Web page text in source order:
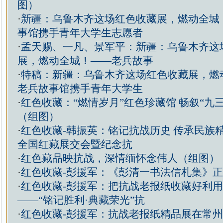
图）
·新疆：乌鲁木齐这场红色收藏展，燃动全
事馆携手青年大学生志愿者
·孟天赐、一凡、景军平：新疆：乌鲁木齐这
展，燃动全城！——老兵故事
·特稿：新疆：乌鲁木齐这场红色收藏展，
老兵故事馆携手青年大学生
·红色收藏：“燃情岁月”红色珍藏馆 畅叙“九
（组图）
·红色收藏-韩振英：铭记抗战历史 传承民
全国红藏展交会暨纪念抗
·红色藏品映抗战，深情缅怀念伟人（组图）
·红色收藏-彭援军：《彭清一书法信札集》
·红色收藏-彭援军：把抗战老报纸收藏好利
——“铭记胜利·典藏荣光”抗
·红色收藏-彭援军：抗战老报纸精品展在常